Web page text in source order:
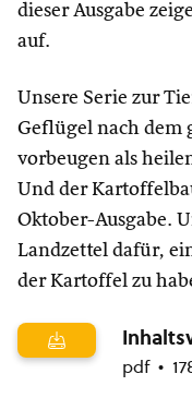
dieser Ausgabe
auf.
Unsere Serie zur
Geflügel nach dem
vorbeugen als
Und der
Oktober-Ausgabe.
Landzettel dafür,
der Kartoffel zu
pdf